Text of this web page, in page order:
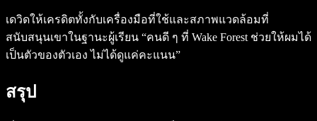
เดวิดให้เครดิตทั้งกับเครื่องมือที่ใช้และสภาพแวดล้อมที่
สนับสนุนเขาในฐานะผู้เรียน “คนดี ๆ ที่ Wake Forest ช่วยให้ผมได้
เป็นตัวของตัวเอง ไม่ได้ดูแค่คะแนน”
สรุป